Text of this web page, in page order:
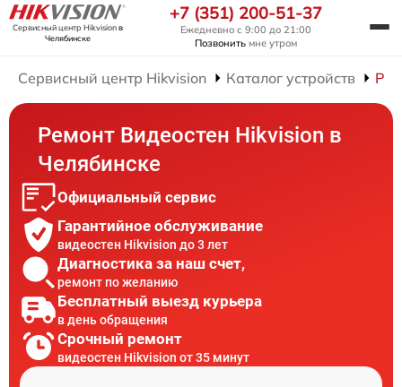
Сервисный центр Hikvisionв
Челябинске
+7 (351) 200-51-37
Ежедневно с 9:00 до 21:00
Позвонить мне утром
Сервисный центр Hikvision Каталог устройств
Ремонт Видеостен Hikvision в
Челябинске
Официальный сервис
Гарантийное обслуживание
видеостен Hikvision до 3 лет
Диагностика за наш счет,
ремонт по желанию
Бесплатный выезд курьера
в день обращения
Срочный ремонт
видеостен Hikvision от 35 минут